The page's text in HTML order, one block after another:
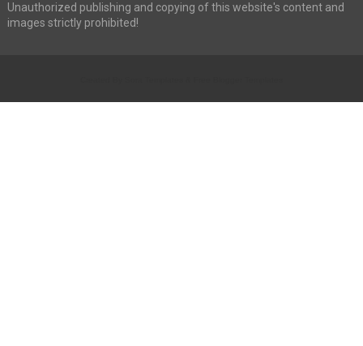
Unauthorized publishing and copying of this website's content and
images strictly prohibited!